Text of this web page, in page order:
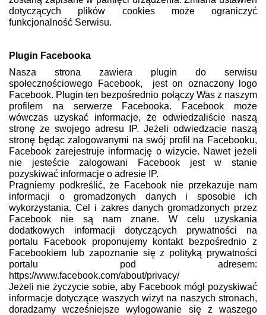
dotyczących plików cookies może ograniczyć
funkcjonalność Serwisu.
Plugin Facebooka
Nasza strona zawiera plugin do serwisu
społecznościowego Facebook, jest on oznaczony logo
Facebook. Plugin ten bezpośrednio połączy Was z naszym
profilem na serwerze Facebooka. Facebook może
wówczas uzyskać informacje, że odwiedzaliście naszą
stronę ze swojego adresu IP. Jeżeli odwiedzacie naszą
stronę będąc zalogowanymi na swój profil na Facebooku,
Facebook zarejestruje informację o wizycie. Nawet jeżeli
nie jesteście zalogowani Facebook jest w stanie
pozyskiwać informacje o adresie IP.
Pragniemy podkreślić, że Facebook nie przekazuje nam
informacji o gromadzonych danych i sposobie ich
wykorzystania. Cel i zakres danych gromadzonych przez
Facebook nie są nam znane. W celu uzyskania
dodatkowych informacji dotyczących prywatności na
portalu Facebook proponujemy kontakt bezpośrednio z
Facebookiem lub zapoznanie się z polityką prywatności
portalu pod adresem:
https://www.facebook.com/about/privacy/
Jeżeli nie życzycie sobie, aby Facebook mógł pozyskiwać
informacje dotyczące waszych wizyt na naszych stronach,
doradzamy wcześniejsze wylogowanie się z waszego